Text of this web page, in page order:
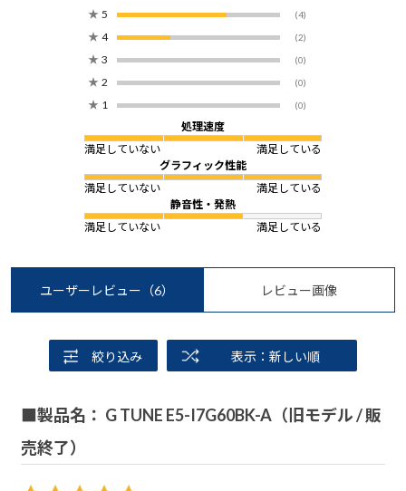
★ 5 (4)
★ 4 (2)
★ 3 (0)
★ 2 (0)
★ 1 (0)
処理速度
満足していない
満足している
グラフィック性能
満足していない
満足している
静音性・発熱
満足していない
満足している
ユーザーレビュー （6） レビュー画像
絞り込み 表示：新しい順
■製品名： G TUNE E5-I7G60BK-A（旧モデル / 販
売終了）